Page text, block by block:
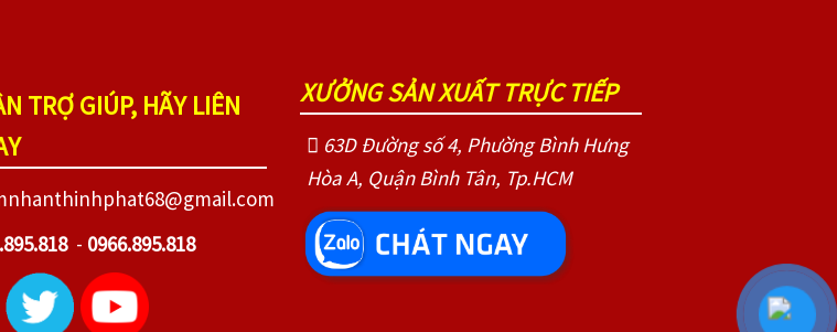
TRỢ GIÚP, HÃY LIÊN
- 0966.895.818
XƯỞNG SẢN XUẤT TRỰC TIẾP
63D Đường số 4, Phường Bình Hưng
Hòa A, Quận Bình Tân, Tp.HCM